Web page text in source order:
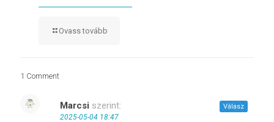
Ovass tovább
1 Comment
Marcsi szerint:
2025-05-04 18:47
Válasz